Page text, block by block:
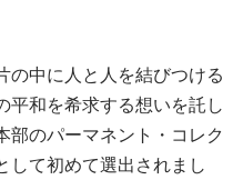
の中に人と人を結びつける
平和を希求する想いを託し
部のパーマネント・コレク
して初めて選出されまし